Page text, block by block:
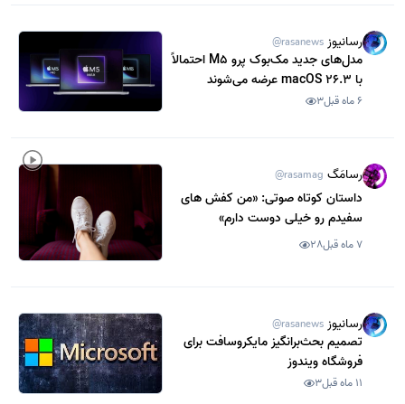
رسانیوز @rasanews
مدل‌های جدید مک‌بوک پرو M5 احتمالاً
با macOS 26.3 عرضه می‌شوند
6 ماه قبل 3
رسامَگ @rasamag
داستان کوتاه صوتی: «من کفش های
سفیدم رو خیلی دوست دارم»
7 ماه قبل 28
رسانیوز @rasanews
تصمیم بحث‌برانگیز مایکروسافت برای
فروشگاه ویندوز
11 ماه قبل 3